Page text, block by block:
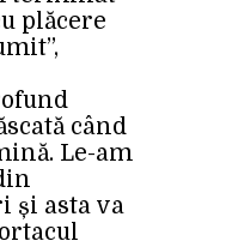
plăcere
când
Le-am
și asta va